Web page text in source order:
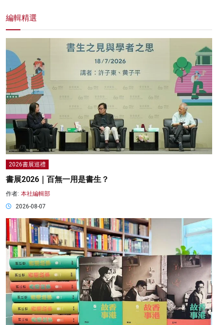
編輯精選
2026書展巡禮
書展2026｜百無一用是書生？
作者: 本社編輯部
2026-08-07